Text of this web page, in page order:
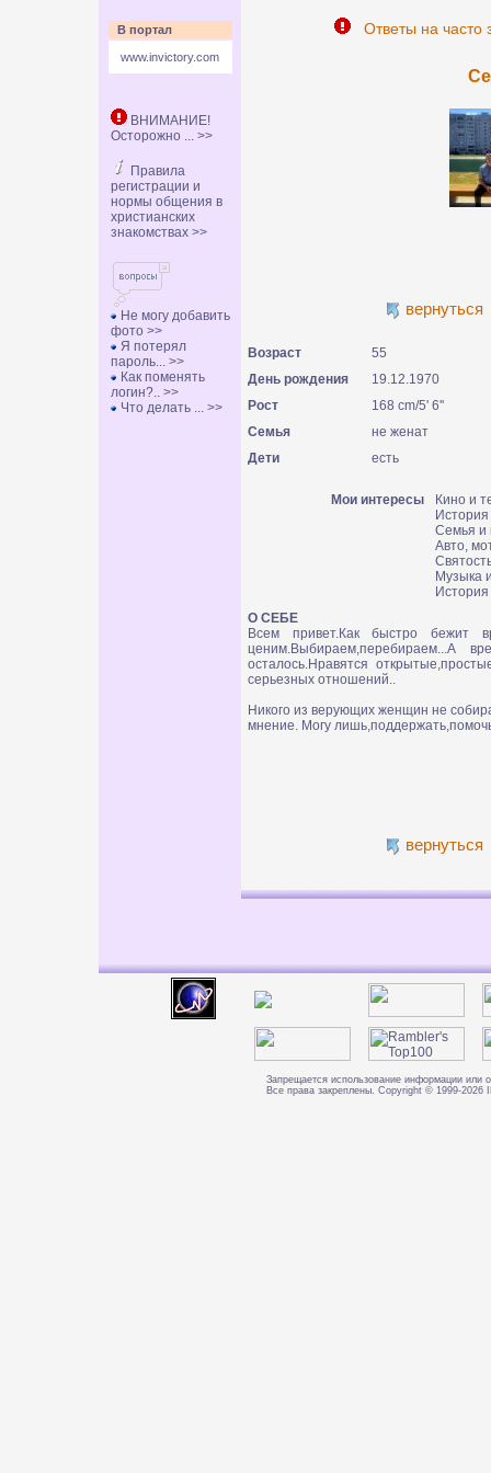
В портал
www.invictory.com
ВНИМАНИЕ!
Осторожно ... >>
Правила
регистрации и
нормы общения в
христианских
знакомствах >>
Не могу добавить
фото >>
Я потерял
пароль... >>
Как поменять
логин?.. >>
Что делать ... >>
Ответы на часто
вернуться
Возраст
55
День рождения
19.12.1970
Рост
168 cm/5' 6''
Семья
не женат
Дети
есть
Мои интересы
Кино и
Семья и
Авто,
Музыка
О СЕБЕ
Всем привет.Как быстро бежит
ценим.Выбираем,перебираем...А
осталось.Нравятся
серьезных отношений..
Никого из верующих женщин не
мнение. Могу
вернуться
Запрещается использование информации или
Все права закреплены. Copyright © 1999-